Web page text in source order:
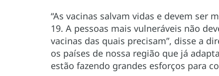
“As vacinas salvam vidas e devem ser
19. A pessoas mais vulneráveis não
vacinas das quais precisam”, disse a
os países de nossa região que já
estão fazendo grandes esforços para